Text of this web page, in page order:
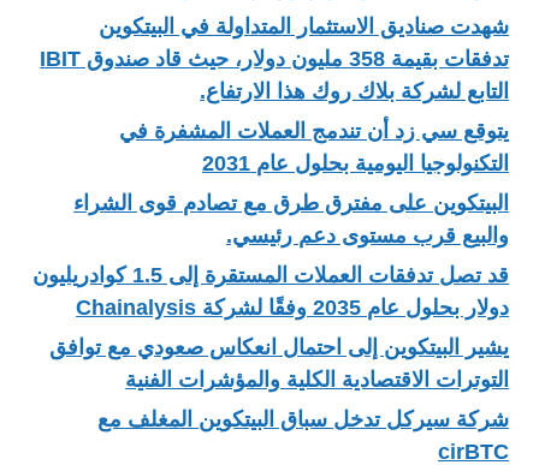
شهدت صناديق الاستثمار المتداولة في البيتكوين
تدفقات بقيمة 358 مليون دولار، حيث قاد صندوق IBIT
التابع لشركة بلاك روك هذا الارتفاع.
يتوقع سي زد أن تندمج العملات المشفرة في
التكنولوجيا اليومية بحلول عام 2031
البيتكوين على مفترق طرق مع تصادم قوى الشراء
والبيع قرب مستوى دعم رئيسي.
قد تصل تدفقات العملات المستقرة إلى 1.5 كوادريليون
دولار بحلول عام 2035 وفقًا لشركة Chainalysis
يشير البيتكوين إلى احتمال انعكاس صعودي مع توافق
التوترات الاقتصادية الكلية والمؤشرات الفنية
شركة سيركل تدخل سباق البيتكوين المغلف مع
cirBTC